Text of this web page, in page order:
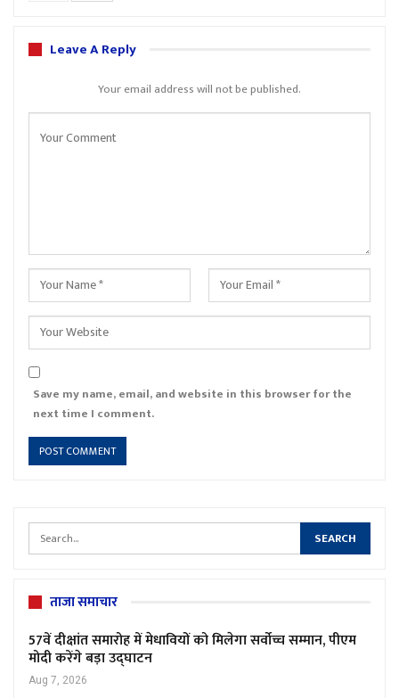
Leave A Reply
Your email address will not be published.
Save my name, email, and website in this browser for the
next time I comment.
ताजा समाचार
57वें दीक्षांत समारोह में मेधावियों को मिलेगा सर्वोच्च सम्मान, पीएम
मोदी करेंगे बड़ा उद्घाटन
Aug 7, 2026